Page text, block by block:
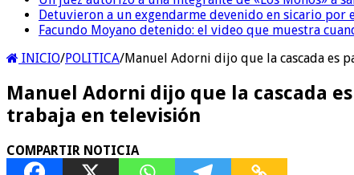
Detuvieron a un exgendarme devenido en sicario por
Facundo Moyano detenido: el video que muestra
INICIO/POLITICA/Manuel Adorni dijo que la cascada es
Manuel Adorni dijo que la cascada
trabaja en televisión
COMPARTIR NOTICIA